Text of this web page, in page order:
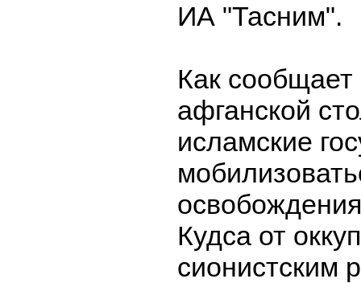
ИА "Тасним".
Как сообщает
афганской
исламские
Кудса от
сионистским